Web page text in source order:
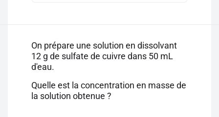
On prépare une solution en dissolvant
12 g de sulfate de cuivre dans 50 mL
d'eau.
Quelle est la concentration en masse de
la solution obtenue ?